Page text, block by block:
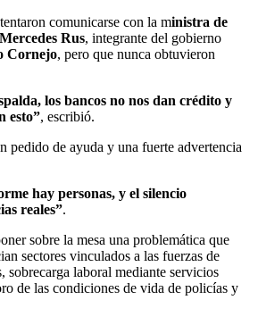
comunicarse con la ministra de
Mercedes Rus, integrante del gobierno
Cornejo, pero que nunca obtuvieron
los bancos no nos dan crédito y
esto”, escribió.
pedido de ayuda y una fuerte advertencia
hay personas, y el silencio
reales”.
sobre la mesa una problemática que
sectores vinculados a las fuerzas de
sobrecarga laboral mediante servicios
de las condiciones de vida de policías y